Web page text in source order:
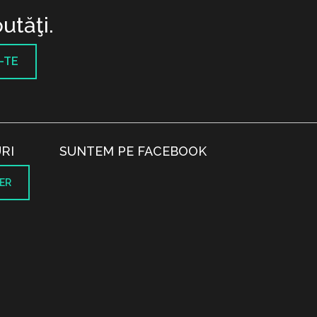
TE
SUNTEM PE FACEBOOK